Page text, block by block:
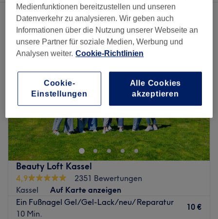
2 Salons die anbieten: extras nagelstudio in Kassel
Beauty Loft Kassel
4,9
2351 Bewertungen
Kassel
Auf Karte anzeigen
Ein Fußnagel Gel/Gel-Lack/neu/ Reparatur
10 Min.
10 €
Medienfunktionen bereitzustellen und unseren
Datenverkehr zu analysieren. Wir geben auch
Informationen über die Nutzung unserer Webseite an
unsere Partner für soziale Medien, Werbung und
Analysen weiter. Cookie-Richtlinien
Cookie-
Einstellungen
Alle Cookies
akzeptieren